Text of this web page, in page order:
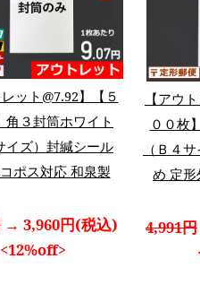
レット@7.92】【５
角３封筒ホワイト
イズ）封緘シール
ポス対応 和泉製
→ 3,960円(税込)
<12%off>
【アウ
００枚
（Ｂ４
め 定
4,991円